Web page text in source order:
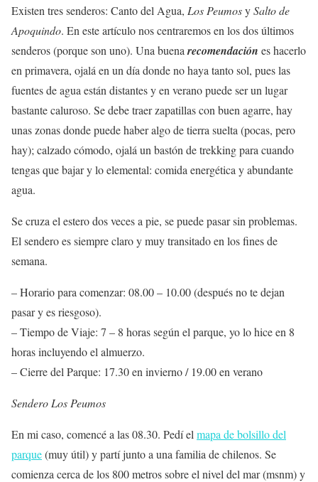
Existen tres senderos: Canto del Agua, Los PeumosySalto de
Apoquindo. En este artículo nos centraremos en los dos últimos
senderos (porque son uno). Una buena recomendación es hacerlo
en primavera, ojalá en un día donde no haya tanto sol, pues las
fuentes de agua están distantes y en verano puede ser un lugar
bastante caluroso. Se debe traer zapatillas con buen agarre, hay
unas zonas donde puede haber algo de tierra suelta (pocas, pero
hay); calzado cómodo, ojalá un bastón de trekking para cuando
tengas que bajar y lo elemental: comida energética y abundante
agua.
Se cruza el estero dos veces a pie, se puede pasar sin problemas.
El sendero es siempre claro y muy transitado en los fines de
semana.
– Horario para comenzar: 08.00 – 10.00 (después no te dejan
pasar y es riesgoso).
– Tiempo de Viaje: 7 – 8 horas según el parque, yo lo hice en 8
horas incluyendo el almuerzo.
– Cierre del Parque: 17.30 en invierno / 19.00 en verano
Sendero Los Peumos
En mi caso, comencé a las 08.30. Pedí el mapa de bolsillo del
parque(muy útil) y partí junto a una familia de chilenos. Se
comienza cerca de los 800 metros sobre el nivel del mar (msnm) y